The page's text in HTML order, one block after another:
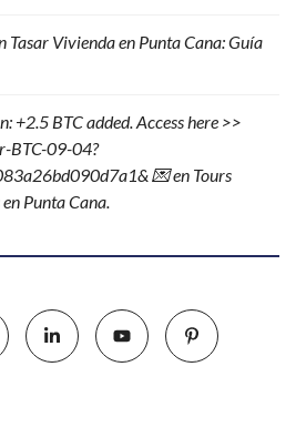
Tasar Vivienda en Punta Cana: Guía
BTC added. Access here >>
BTC-09-04?
💌en Tours
Punta Cana.